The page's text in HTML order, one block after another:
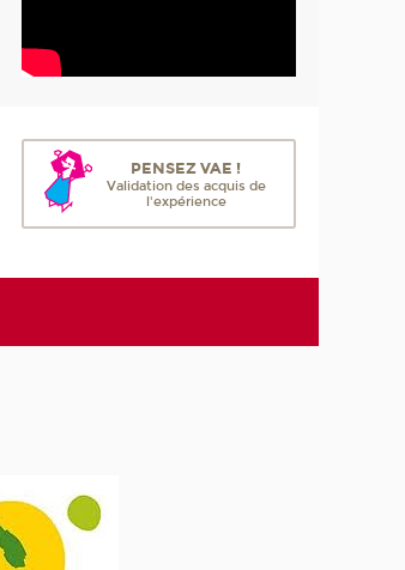
PENSEZ VAE !
Validation des acquis de
l'expérience